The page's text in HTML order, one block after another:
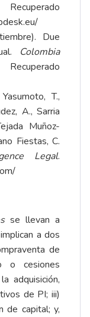
Due
Colombia
Recuperado
T.,
A., Sarria
Muñoz-
Fiestas, C.
Legal.
se llevan a
a dos
de
o cesiones
adquisición,
de PI; iii)
de capital; y,